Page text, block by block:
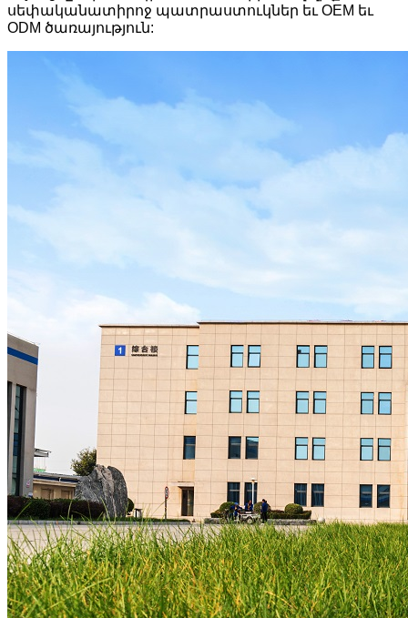
սեփականատիրոջ պատրաստուկներ եւ OEM եւ
ODM ծառայություն: